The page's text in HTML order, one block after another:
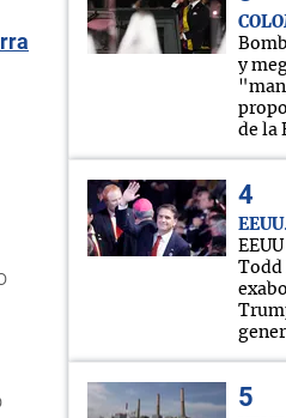
y
de la
EEUU
Todd